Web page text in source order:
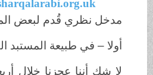
مدخل نظري قُدم لبعض
أولا – في طبيعة المستبد
لا شك أننا عجزنا خلال